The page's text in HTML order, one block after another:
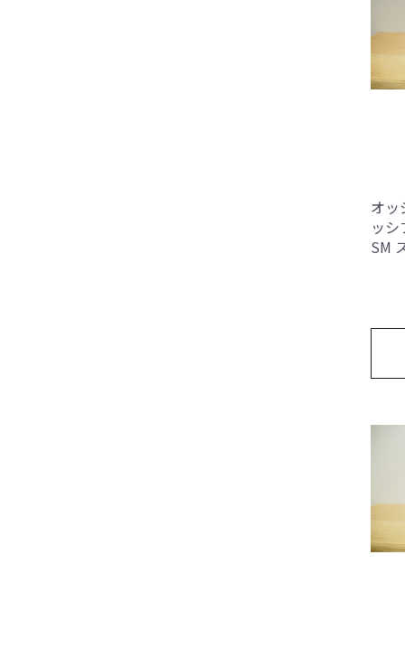
オッ
ッ
SM